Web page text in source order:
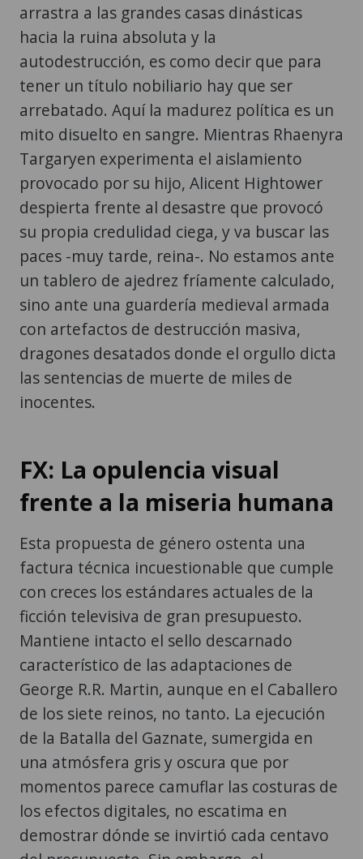
arrastra a las grandes casas dinásticas
hacia la ruina absoluta y la
autodestrucción, es como decir que para
tener un título nobiliario hay que ser
arrebatado. Aquí la madurez política es un
mito disuelto en sangre. Mientras Rhaenyra
Targaryen experimenta el aislamiento
provocado por su hijo, Alicent Hightower
despierta frente al desastre que provocó
su propia credulidad ciega, y va buscar las
paces -muy tarde, reina-. No estamos ante
un tablero de ajedrez fríamente calculado,
sino ante una guardería medieval armada
con artefactos de destrucción masiva,
dragones desatados donde el orgullo dicta
las sentencias de muerte de miles de
inocentes.
FX: La opulencia visual
frente a la miseria humana
Esta propuesta de género ostenta una
factura técnica incuestionable que cumple
con creces los estándares actuales de la
ficción televisiva de gran presupuesto.
Mantiene intacto el sello descarnado
característico de las adaptaciones de
George R.R. Martin, aunque en el Caballero
de los siete reinos, no tanto. La ejecución
de la Batalla del Gaznate, sumergida en
una atmósfera gris y oscura que por
momentos parece camuflar las costuras de
los efectos digitales, no escatima en
demostrar dónde se invirtió cada centavo